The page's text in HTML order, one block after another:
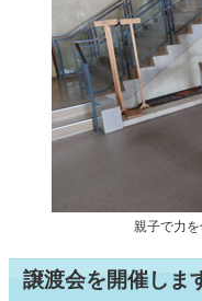
親子で力
譲渡会を開催しま